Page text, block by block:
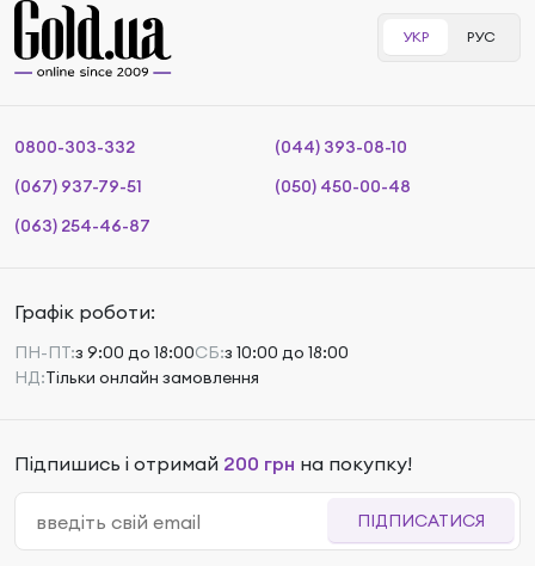
УКР РУС
0800-303-332
(044) 393-08-10
(067) 937-79-51
(050) 450-00-48
(063) 254-46-87
Графік роботи:
ПН-ПТ:з 9:00 до 18:00СБ:з 10:00 до 18:00
НД:Тільки онлайн замовлення
Підпишись і отримай 200 грн на покупку!
ПІДПИСАТИСЯ